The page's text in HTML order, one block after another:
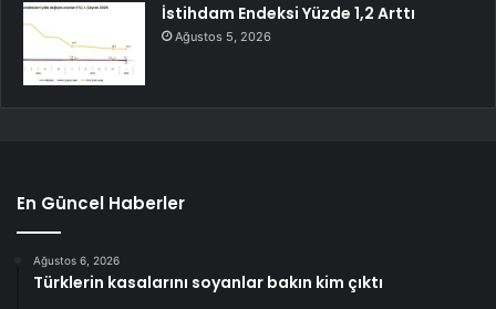
İstihdam Endeksi Yüzde 1,2 Arttı
Ağustos 5, 2026
En Güncel Haberler
Ağustos 6, 2026
Türklerin kasalarını soyanlar bakın kim çıktı